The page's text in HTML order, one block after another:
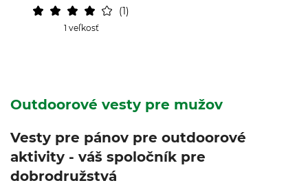
1
1 veľkosť
Outdoorové vesty pre mužov
Vesty pre pánov pre outdoorové
aktivity - váš spoločník pre
dobrodružstvá